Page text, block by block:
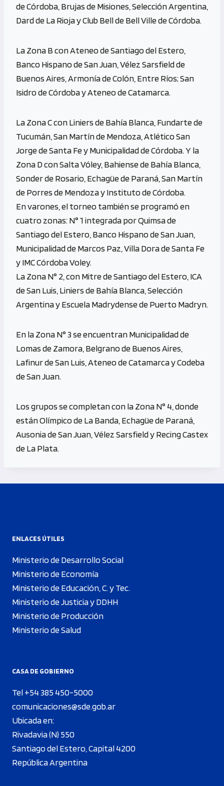
de Córdoba, Brujas de Misiones, Selección Argentina,
Dard de La Rioja y Club Bell de Bell Ville de Córdoba.
La Zona B con Ateneo de Santiago del Estero,
Banco Hispano de San Juan, Vélez Sarsfield de
Buenos Aires, Armonía de Colón, Entre Ríos; San
Isidro de Córdoba y Ateneo de Catamarca.
La Zona C con Liniers de Bahía Blanca, Fundarte de
Tucumán, San Martín de Mendoza, Atlético San
Jorge de Santa Fe y Municipalidad de Córdoba. Y la
Zona D con Salta Vóley, Bahiense de Bahía Blanca,
Sonder de Rosario, Echagüe de Paraná, San Martín
de Porres de Mendoza y Instituto de Córdoba.
En varones, el torneo también se programó en
cuatro zonas: N° 1 integrada por Quimsa de
Santiago del Estero, Banco Hispano de San Juan,
Municipalidad de Marcos Paz, Villa Dora de Santa Fe
y IMC Córdoba Voley.
La Zona N° 2, con Mitre de Santiago del Estero, ICA
de San Luis, Liniers de Bahía Blanca, Selección
Argentina y Escuela Madrydense de Puerto Madryn.
En la Zona N° 3 se encuentran Municipalidad de
Lomas de Zamora, Belgrano de Buenos Aires,
Lafinur de San Luis, Ateneo de Catamarca y Codeba
de San Juan.
Los grupos se completan con la Zona N° 4, donde
están Olímpico de La Banda, Echagüe de Paraná,
Ausonia de San Juan, Vélez Sarsfield y Recing Castex
de La Plata.
ENLACES ÚTILES
Ministerio de Desarrollo Social
Ministerio de Economía
Ministerio de Educación, C. y Tec.
Ministerio de Justicia y DDHH
Ministerio de Producción
Ministerio de Salud
CASA DE GOBIERNO
Tel +54 385 450-5000
comunicaciones@sde.gob.ar
Ubicada en:
Rivadavia (N) 550
Santiago del Estero, Capital 4200
República Argentina